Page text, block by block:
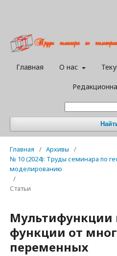
Главная О нас
Главная / Архивы
/
№ 10 (2024): Труды семинара по
моделированию
/
Статьи
Мультифункции
функции от
переменных